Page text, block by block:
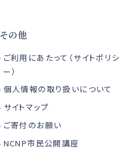
その他
ご利用にあたって（サイトポリシ
ー）
個人情報の取り扱いについて
サイトマップ
ご寄付のお願い
NCNP市民公開講座